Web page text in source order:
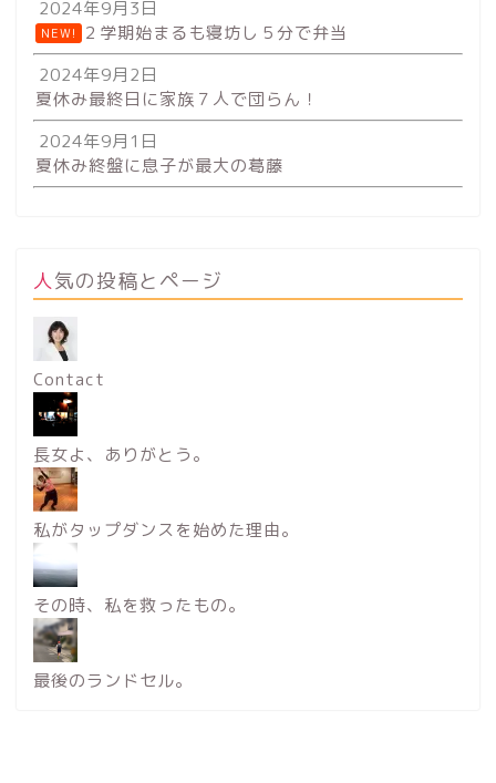
2024年9月3日
NEW!
２学期始まるも寝坊し５分で弁当
2024年9月2日
夏休み最終日に家族７人で団らん！
2024年9月1日
夏休み終盤に息子が最大の葛藤
人気の投稿とページ
Contact
長女よ、ありがとう。
私がタップダンスを始めた理由。
その時、私を救ったもの。
最後のランドセル。